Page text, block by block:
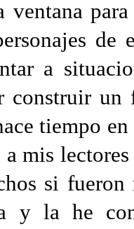
de
a
construir
tiempo
mis
si
y la he